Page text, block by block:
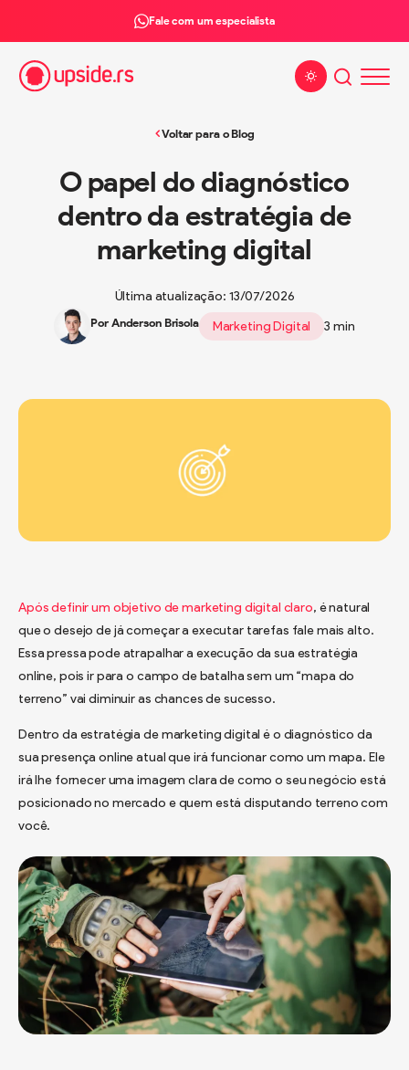
Fale com um especialista
Alterar tema
Voltar para o Blog
O papel do diagnóstico
dentro da estratégia de
marketing digital
Última atualização: 13/07/2026
Por Anderson Brisola Marketing Digital 3 min
Após definir um objetivo de marketing digital claro, é natural
que o desejo de já começar a executar tarefas fale mais alto.
Essa pressa pode atrapalhar a execução da sua estratégia
online, pois ir para o campo de batalha sem um “mapa do
terreno” vai diminuir as chances de sucesso.
Dentro da estratégia de marketing digital é o diagnóstico da
sua presença online atual que irá funcionar como um mapa. Ele
irá lhe fornecer uma imagem clara de como o seu negócio está
posicionado no mercado e quem está disputando terreno com
você.